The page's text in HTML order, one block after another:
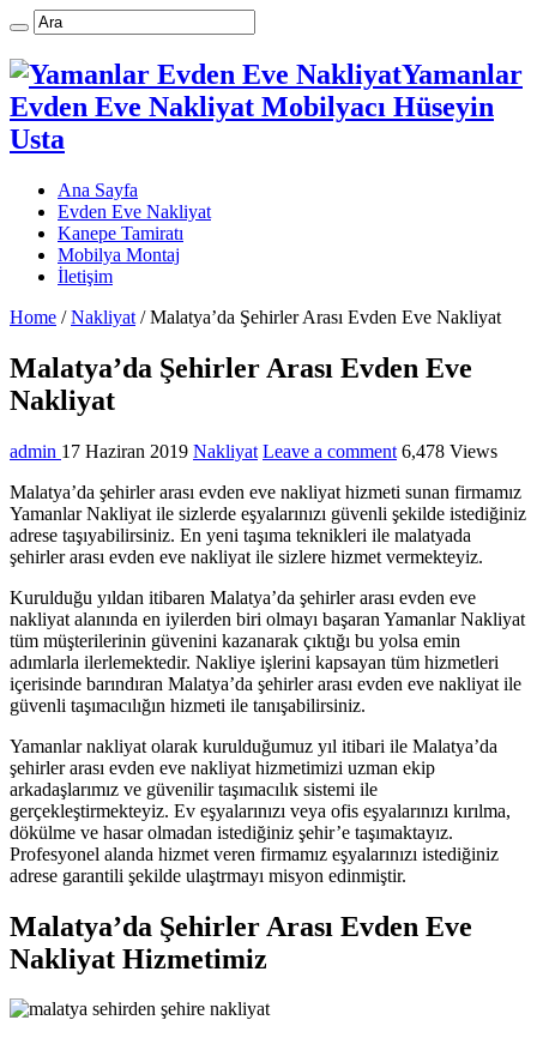
Yamanlar
Evden Eve Nakliyat Mobilyacı Hüseyin
Usta
Ana Sayfa
Evden Eve Nakliyat
Kanepe Tamiratı
Mobilya Montaj
İletişim
Home / Nakliyat / Malatya’da Şehirler Arası Evden Eve Nakliyat
Malatya’da Şehirler Arası Evden Eve
Nakliyat
admin 17 Haziran 2019 Nakliyat Leave a comment 6,478 Views
Malatya’da şehirler arası evden eve nakliyat hizmeti sunan firmamız
Yamanlar Nakliyat ile sizlerde eşyalarınızı güvenli şekilde istediğiniz
adrese taşıyabilirsiniz. En yeni taşıma teknikleri ile malatyada
şehirler arası evden eve nakliyat ile sizlere hizmet vermekteyiz.
Kurulduğu yıldan itibaren Malatya’da şehirler arası evden eve
nakliyat alanında en iyilerden biri olmayı başaran Yamanlar Nakliyat
tüm müşterilerinin güvenini kazanarak çıktığı bu yolsa emin
adımlarla ilerlemektedir. Nakliye işlerini kapsayan tüm hizmetleri
içerisinde barındıran Malatya’da şehirler arası evden eve nakliyat ile
güvenli taşımacılığın hizmeti ile tanışabilirsiniz.
Yamanlar nakliyat olarak kurulduğumuz yıl itibari ile Malatya’da
şehirler arası evden eve nakliyat hizmetimizi uzman ekip
arkadaşlarımız ve güvenilir taşımacılık sistemi ile
gerçekleştirmekteyiz. Ev eşyalarınızı veya ofis eşyalarınızı kırılma,
dökülme ve hasar olmadan istediğiniz şehir’e taşımaktayız.
Profesyonel alanda hizmet veren firmamız eşyalarınızı istediğiniz
adrese garantili şekilde ulaştrmayı misyon edinmiştir.
Malatya’da Şehirler Arası Evden Eve
Nakliyat Hizmetimiz